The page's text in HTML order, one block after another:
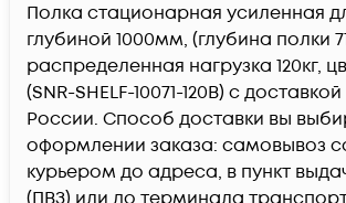
Полка стационарная усиленная
глубиной 1000мм, (глубина полки
распределенная нагрузка 120кг,
(SNR-SHELF-10071-120B) c
России. Способ доставки вы
оформлении заказа: самовывоз
курьером до адреса, в пункт